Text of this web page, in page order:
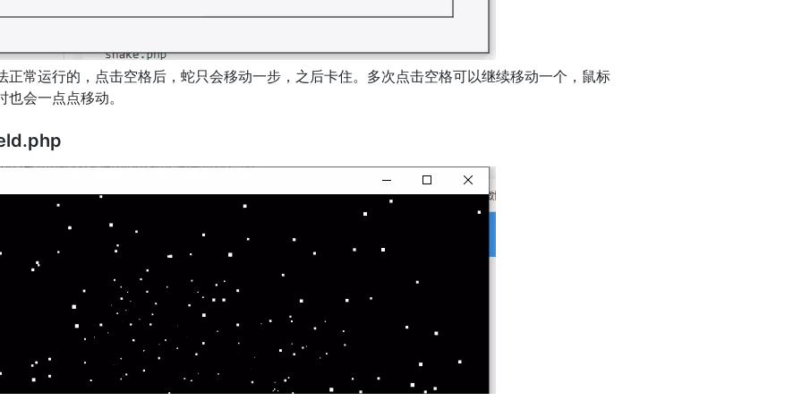
正常运行的，点击空格后，蛇只会移动一步，之后卡住。多次点击空格可以继续移动一个，鼠标
会一点点移动。